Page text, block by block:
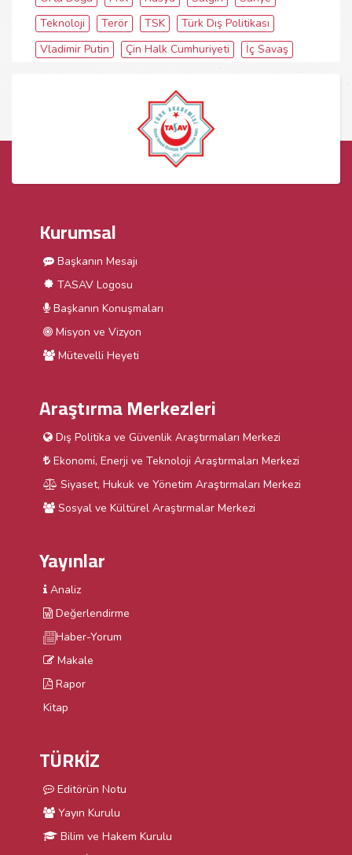
Teknoloji
Terör TSK
Türk Dış Politikası
Vladimir Putin
Çin Halk Cumhuriyeti İç Savaş
Kurumsal
Başkanın Mesajı
TASAV Logosu
Başkanın Konuşmaları
Misyon ve Vizyon
Mütevelli Heyeti
Araştırma Merkezleri
Dış Politika ve Güvenlik Araştırmaları Merkezi
Ekonomi, Enerji ve Teknoloji Araştırmaları Merkezi
Siyaset, Hukuk ve Yönetim Araştırmaları Merkezi
Sosyal ve Kültürel Araştırmalar Merkezi
Yayınlar
Analiz
Değerlendirme
Haber-Yorum
Makale
Rapor
Kitap
TÜRKİZ
Editörün Notu
Yayın Kurulu
Bilim ve Hakem Kurulu